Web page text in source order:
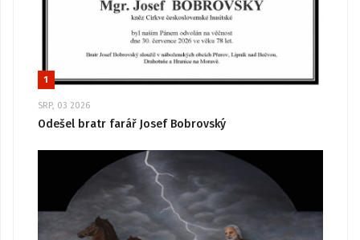
1
SRP, 03 2026
Odešel bratr farář Josef Bobrovský